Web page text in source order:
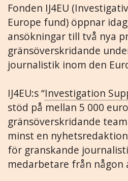
Fonden IJ4EU
Europe fund) öppnar
ansökningar till två nya
gränsöverskridande
journalistik inom den
IJ4EU:s “Investigation
stöd på mellan 5 000
gränsöverskridande
minst en
för granskande
medarbetare från någon